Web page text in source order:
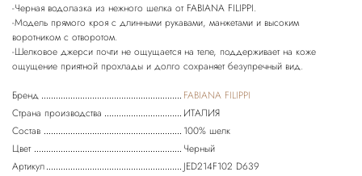
-Черная водолазка из нежного шелка от FABIANA FILIPPI.
-Модель прямого кроя с длинными рукавами, манжетами и высоким
воротником с отворотом.
-Шелковое джерси почти не ощущается на теле, поддерживает на коже
Бренд
FABIANA FILIPPI
Страна производства
ИТАЛИЯ
Состав
100% шелк
Цвет
Черный
Артикул
JED214F102 D639